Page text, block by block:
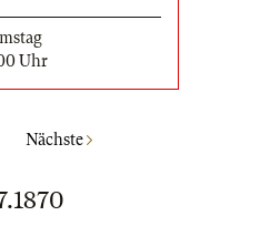
Uhr
Nächste